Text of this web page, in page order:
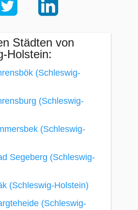
Städten von
Holstein:
(Schleswig-
(Schleswig-
(Schleswig-
Segeberg (Schleswig-
(Schleswig-Holstein)
(Schleswig-